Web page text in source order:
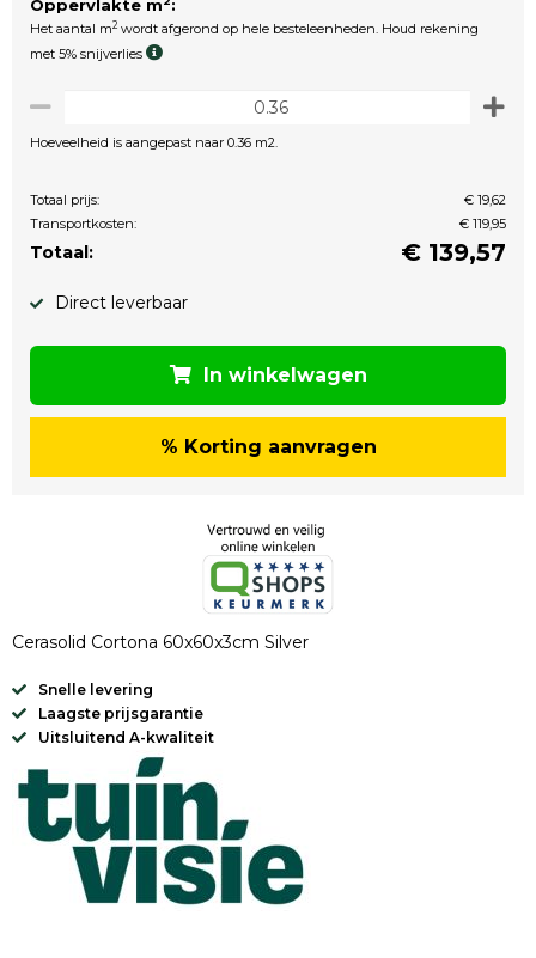
Oppervlakte m :
Het aantal m2 wordt afgerond op hele besteleenheden. Houd rekening
met 5% snijverlies
Hoeveelheid is aangepast naar 0.36 m2.
Totaal prijs:
€ 19,62
Transportkosten:
€ 119,95
Totaal: € 139,57
Direct leverbaar
In winkelwagen
% Korting aanvragen
Cerasolid Cortona 60x60x3cm Silver
Snelle levering
Laagste prijsgarantie
Uitsluitend A-kwaliteit